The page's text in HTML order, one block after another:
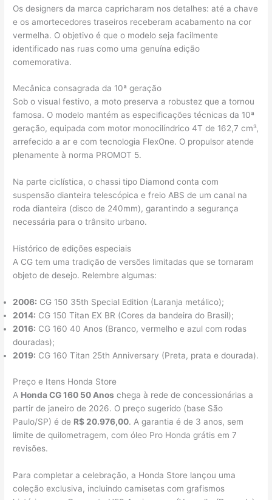
Os designers da marca capricharam nos detalhes: até a chave
e os amortecedores traseiros receberam acabamento na cor
vermelha. O objetivo é que o modelo seja facilmente
identificado nas ruas como uma genuína edição
comemorativa.
Mecânica consagrada da 10ª geração
Sob o visual festivo, a moto preserva a robustez que a tornou
famosa. O modelo mantém as especificações técnicas da 10ª
geração, equipada com motor monocilíndrico 4T de 162,7 cm³,
arrefecido a ar e com tecnologia FlexOne. O propulsor atende
plenamente à norma PROMOT 5.
Na parte ciclística, o chassi tipo Diamond conta com
suspensão dianteira telescópica e freio ABS de um canal na
roda dianteira (disco de 240mm), garantindo a segurança
necessária para o trânsito urbano.
Histórico de edições especiais
A CG tem uma tradição de versões limitadas que se tornaram
objeto de desejo. Relembre algumas:
2006: CG 150 35th Special Edition (Laranja metálico);
2014: CG 150 Titan EX BR (Cores da bandeira do Brasil);
2016: CG 160 40 Anos (Branco, vermelho e azul com rodas
douradas);
2019: CG 160 Titan 25th Anniversary (Preta, prata e dourada).
Preço e Itens Honda Store
A Honda CG 160 50 Anos chega à rede de concessionárias a
partir de janeiro de 2026. O preço sugerido (base São
Paulo/SP) é de R$ 20.976,00. A garantia é de 3 anos, sem
limite de quilometragem, com óleo Pro Honda grátis em 7
revisões.
Para completar a celebração, a Honda Store lançou uma
coleção exclusiva, incluindo camisetas com grafismos